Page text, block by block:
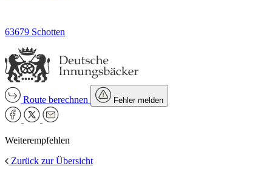
63679 Schotten
Route berechnen Fehler melden
Weiterempfehlen
Zurück zur Übersicht